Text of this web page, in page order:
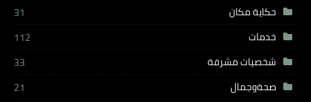
حكاية مكان
31
خدمات
112
شخصيات مشرفة
33
صحةوجمال
21